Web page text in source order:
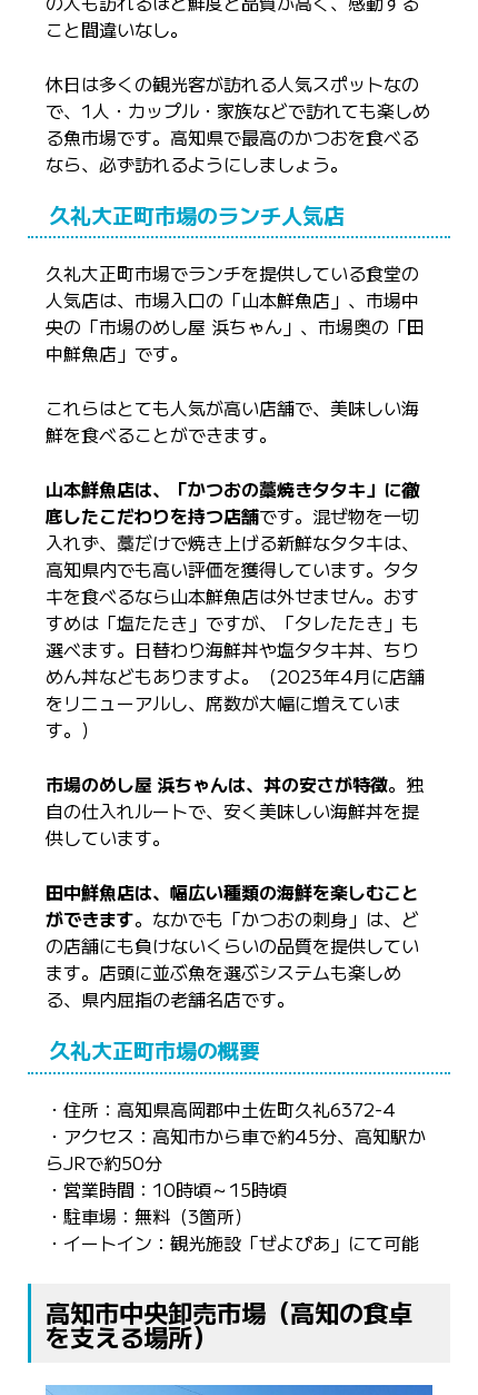
こと間違いなし。
休日は多くの観光客が訪れる人気スポットなの
で、1人・カップル・家族などで訪れても楽しめ
る魚市場です。高知県で最高のかつおを食べる
なら、必ず訪れるようにしましょう。
久礼大正町市場のランチ人気店
久礼大正町市場でランチを提供している食堂の
人気店は、市場入口の「山本鮮魚店」、市場中
央の「市場のめし屋 浜ちゃん」、市場奥の「田
中鮮魚店」です。
これらはとても人気が高い店舗で、美味しい海
鮮を食べることができます。
山本鮮魚店は、「かつおの藁焼きタタキ」に徹
底したこだわりを持つ店舗です。混ぜ物を一切
入れず、藁だけで焼き上げる新鮮なタタキは、
高知県内でも高い評価を獲得しています。タタ
キを食べるなら山本鮮魚店は外せません。おす
すめは「塩たたき」ですが、「タレたたき」も
選べます。日替わり海鮮丼や塩タタキ丼、ちり
めん丼などもありますよ。（2023年4月に店舗
をリニューアルし、席数が大幅に増えていま
す。）
市場のめし屋 浜ちゃんは、丼の安さが特徴。独
自の仕入れルートで、安く美味しい海鮮丼を提
供しています。
田中鮮魚店は、幅広い種類の海鮮を楽しむこと
ができます。なかでも「かつおの刺身」は、ど
の店舗にも負けないくらいの品質を提供してい
ます。店頭に並ぶ魚を選ぶシステムも楽しめ
る、県内屈指の老舗名店です。
久礼大正町市場の概要
・住所：高知県高岡郡中土佐町久礼6372-4
・アクセス：高知市から車で約45分、高知駅か
らJRで約50分
・営業時間：10時頃～15時頃
・駐車場：無料（3箇所）
・イートイン：観光施設「ぜよぴあ」にて可能
高知市中央卸売市場（高知の食卓
を支える場所）